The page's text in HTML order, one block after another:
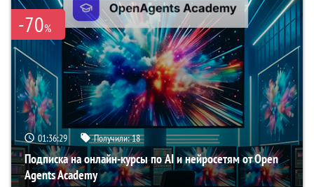
-70%
01:36:29 Получили:18
Подписка на онлайн-курсы по AI и нейросетям от Open
Agents Academy